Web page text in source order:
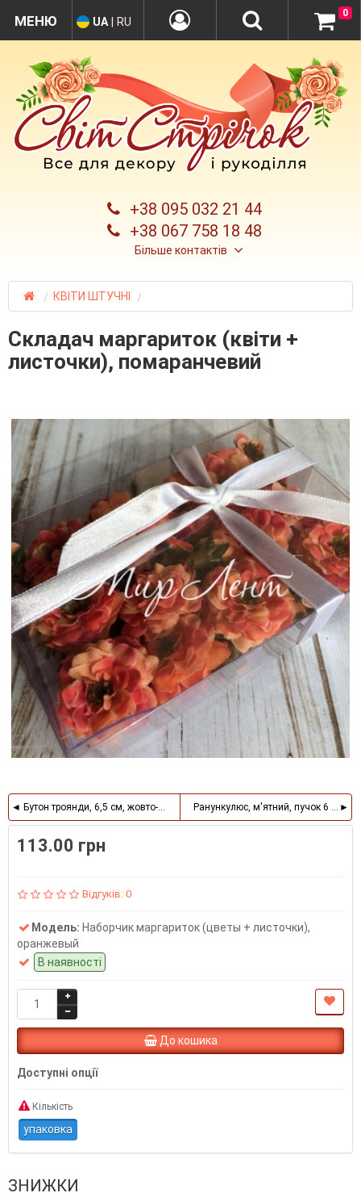
+38 095 032 21 44
+38 067 758 18 48
Більше контактів
UA RU
0
КВІТИ ШТУЧНІ
Складач маргариток (квіти +
листочки), помаранчевий
Бутон троянди, 6,5 см, жовто-блакитнийРанункулюс, м'ятний, пучок 6 шт.
113.00 грн
Відгуків: 0
Модель: Наборчик маргариток (цветы + листочки),
оранжевый
В наявності
До кошика
Доступні опції
Кількість
упаковка
ЗНИЖКИ